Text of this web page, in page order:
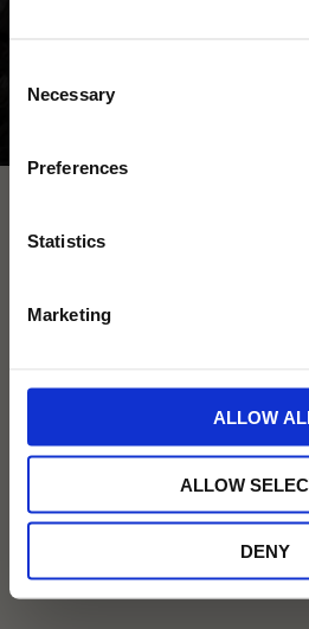
Selection
Necessary
Preferences
Statistics
Marketing
ALLOW
ALLOW
DENY
Baru Salty Caramel Powder
karamellbitar som smälter bort i din
122KR
NYHET
te
249
Få 10% rabatt på ditt första köp på
* Rabatten gäller endast online på